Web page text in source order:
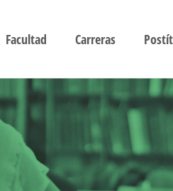
Facultad Carreras